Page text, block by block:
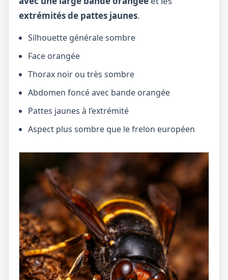
extrémités de pattes jaunes.
Silhouette générale sombre
Face orangée
Thorax noir ou très sombre
Abdomen foncé avec bande orangée
Pattes jaunes à l’extrémité
Aspect plus sombre que le frelon européen